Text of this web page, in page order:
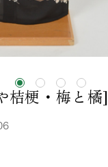
桔梗・梅と橘]